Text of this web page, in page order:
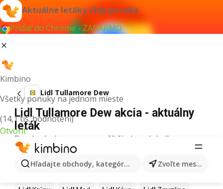
Aktuálne letáky vždy po ruke
Pridať do Chrome - ZADARMO
Kimbino
Všetky ponuky na jednom mieste
(14,1 tis. hodnotení)
Otvoriť
Hľadajte obchody, kategórie, produkty... Zvoľte mesto
Lidl Tullamore Dew
Lidl Tullamore Dew akcia - aktuálny
leták
Pre daný výraz sme nenašli žiadne výsledky.
Ďalšie produkty v obchodoch Lidl
Lidl Kiwi LidlMango Lidl